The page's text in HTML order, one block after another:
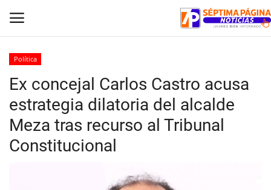
Inicio
Crónica
Policial
Política
Ex concejal Carlos Castro acusa
estrategia dilatoria del alcalde
Meza tras recurso al Tribunal
Constitucional